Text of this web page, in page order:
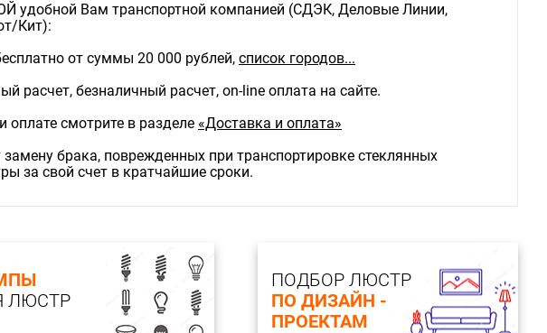
удобной Вам транспортной компанией (СДЭК, Деловые Линии,
Кит):
от суммы 20 000 рублей, список городов...
расчет, безналичный расчет, on-line оплата на сайте.
оплате смотрите в разделе «Доставка и оплата»
замену брака, поврежденных при транспортировке стеклянных
за свой счет в кратчайшие сроки.
ЛЮСТР
ПОДБОР ЛЮСТР
ПО ДИЗАЙН -
ПРОЕКТАМ